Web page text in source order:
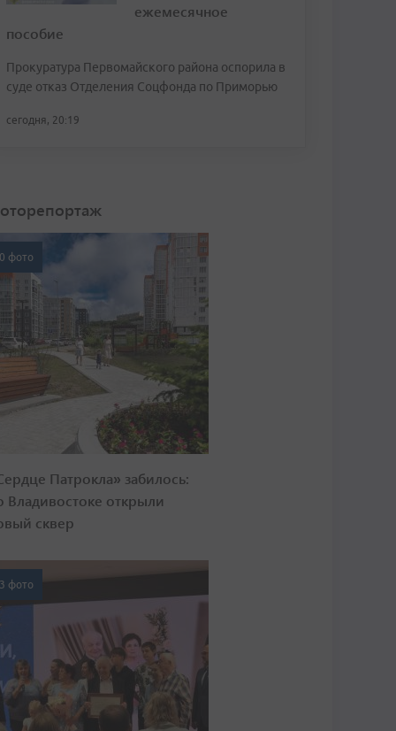
ежемесячное
пособие
Прокуратура Первомайского района оспорила в
суде отказ Отделения Соцфонда по Приморью
сегодня, 20:19
фото
Патрокла» забилось:
Владивостоке открыли
сквер
фото